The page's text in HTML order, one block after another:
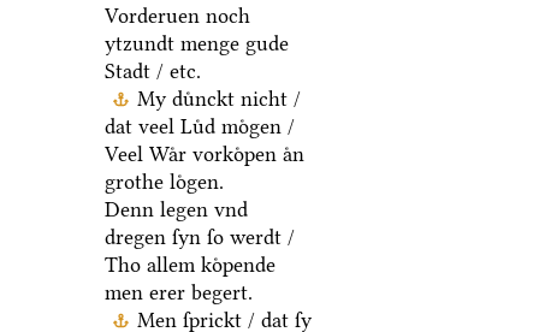
Vorderuen noch
ytzundt menge gude
Stadt / etc.
My duͤnckt nicht /
dat veel Luͤd moͤgen /
Veel Waͤr vorkoͤpen aͤn
grothe loͤgen.
Denn legen vnd
dregen ſyn ſo werdt /
Tho allem koͤpende
men erer begert.
Men ſprickt / dat ſy